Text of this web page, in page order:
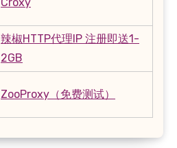
辣椒HTTP代理IP 注册即送1-
2GB
ZooProxy（免费测试）